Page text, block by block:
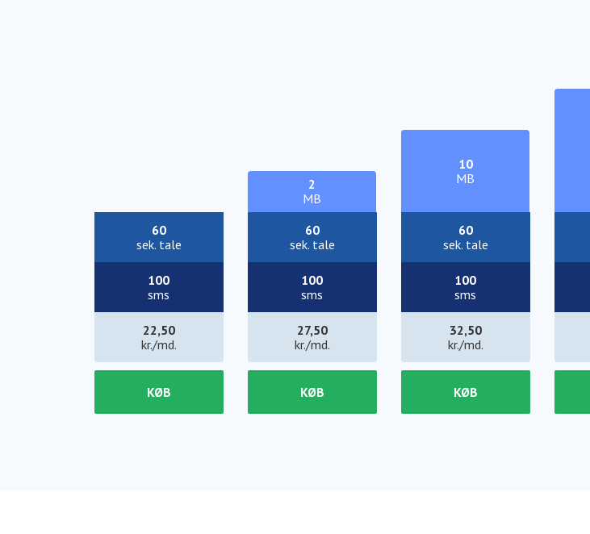
60
sek. tale
100
sms
22,50
kr./md.
KØB
2
MB
60
sek. tale
100
sms
27,50
kr./md.
KØB
10
MB
60
sek. tale
100
sms
32,50
kr./md.
KØB